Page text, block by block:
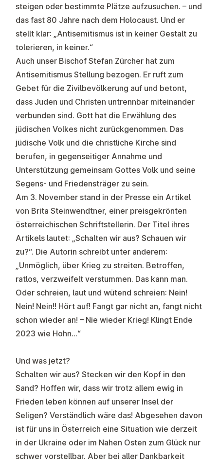
steigen oder bestimmte Plätze aufzusuchen. – und
das fast 80 Jahre nach dem Holocaust. Und er
stellt klar: „Antisemitismus ist in keiner Gestalt zu
tolerieren, in keiner.“
Auch unser Bischof Stefan Zürcher hat zum
Antisemitismus Stellung bezogen. Er ruft zum
Gebet für die Zivilbevölkerung auf und betont,
dass Juden und Christen untrennbar miteinander
verbunden sind. Gott hat die Erwählung des
jüdischen Volkes nicht zurückgenommen. Das
jüdische Volk und die christliche Kirche sind
berufen, in gegenseitiger Annahme und
Unterstützung gemeinsam Gottes Volk und seine
Segens- und Friedensträger zu sein.
Am 3. November stand in der Presse ein Artikel
von Brita Steinwendtner, einer preisgekrönten
österreichischen Schriftstellerin. Der Titel ihres
Artikels lautet: „Schalten wir aus? Schauen wir
zu?“. Die Autorin schreibt unter anderem:
„Unmöglich, über Krieg zu streiten. Betroffen,
ratlos, verzweifelt verstummen. Das kann man.
Oder schreien, laut und wütend schreien: Nein!
Nein! Nein!! Hört auf! Fangt gar nicht an, fangt nicht
schon wieder an! – Nie wieder Krieg! Klingt Ende
2023 wie Hohn…“
Und was jetzt?
Schalten wir aus? Stecken wir den Kopf in den
Sand? Hoffen wir, dass wir trotz allem ewig in
Frieden leben können auf unserer Insel der
Seligen? Verständlich wäre das! Abgesehen davon
ist für uns in Österreich eine Situation wie derzeit
in der Ukraine oder im Nahen Osten zum Glück nur
schwer vorstellbar. Aber bei aller Dankbarkeit